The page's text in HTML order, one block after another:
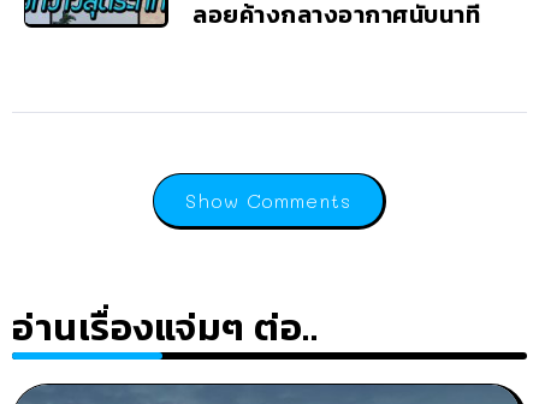
ลอยค้างกลางอากาศนับนาที
Show Comments
อ่านเรื่องแจ่มๆ ต่อ..